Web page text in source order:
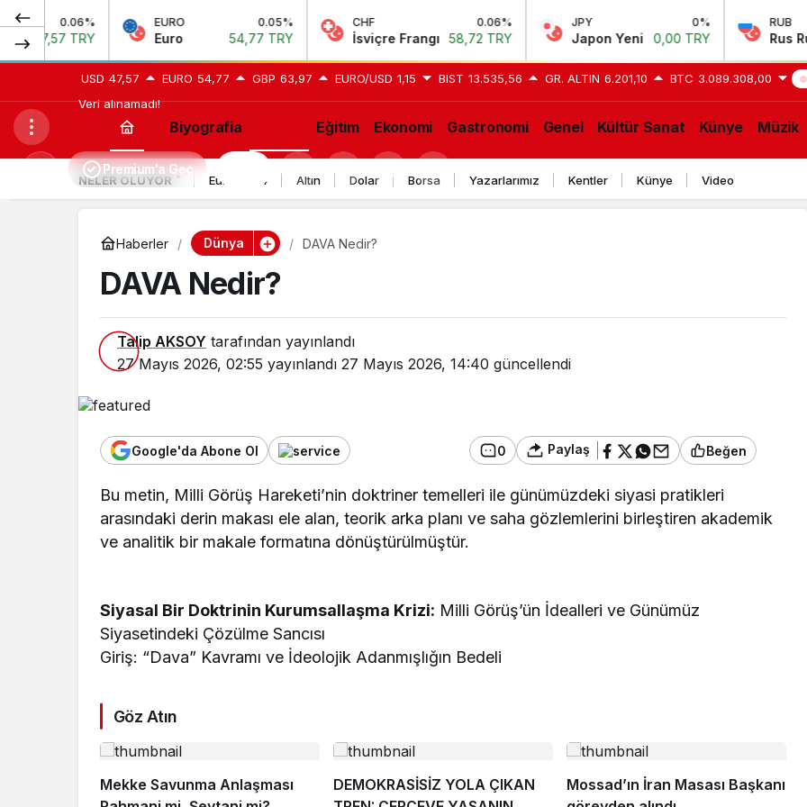
EURO
Euro 54,77 TRY
CHF
İsviçre Frangı 58,72 TRY
JPY
Japon Yeni 0,00 TRY
RUB
Rus Rublesi
USD 47,57 EURO 54,77 GBP 63,97 EURO/USD 1,15 BIST 13.535,56 GR. ALTIN 6.201,10 BTC 3.089.308,00
Veri alınamadı!
Biyografia Eğitim Ekonomi Gastronomi Genel Kültür Sanat Künye Müzik
değiştir
Premium'a Geç
NELER OLUYOR Euro 2024 Altın Dolar Borsa Yazarlarımız Kentler Künye Video
Haberler Dünya DAVA Nedir?
DAVA Nedir?
Talip AKSOY tarafından yayınlandı
27 Mayıs 2026, 02:55 yayınlandı 27 Mayıs 2026, 14:40 güncellendi
Google'da Abone Ol 0 Paylaş Beğen
Bu metin, Milli Görüş Hareketi’nin doktriner temelleri ile günümüzdeki siyasi pratikleri
arasındaki derin makası ele alan, teorik arka planı ve saha gözlemlerini birleştiren akademik
ve analitik bir makale formatına dönüştürülmüştür.
​Siyasal Bir Doktrinin Kurumsallaşma Krizi: Milli Görüş’ün İdealleri ve Günümüz
Siyasetindeki Çözülme Sancısı
​Giriş: “Dava” Kavramı ve İdeolojik Adanmışlığın Bedeli
Göz Atın
Mekke Savunma Anlaşması
DEMOKRASİSİZ YOLA ÇIKAN
Mossad’ın İran Masası Başkanı